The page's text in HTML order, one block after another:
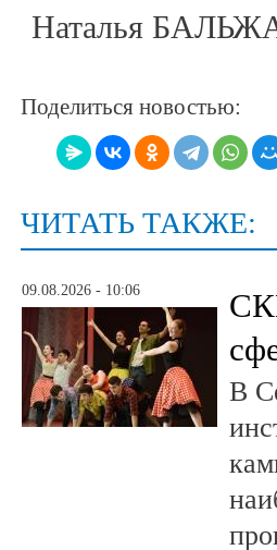
Наталья
Поделиться новостью:
ЧИТАТЬ ТАКЖЕ:
09.08.2026 - 10:06
В